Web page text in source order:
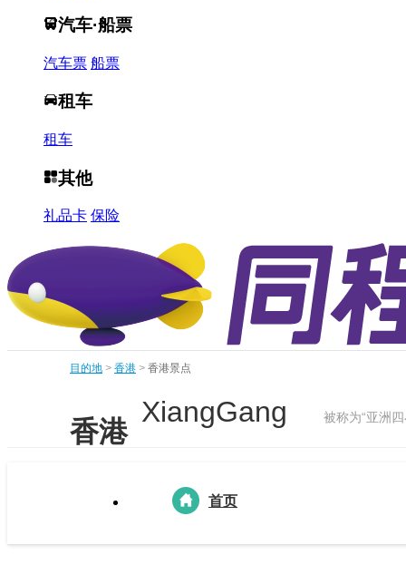
汽车·船票
汽车票 船票
租车
租车
其他
礼品卡 保险
目的地 > 香港 > 香港景点
香港
XiangGang 被称为“亚洲
首页